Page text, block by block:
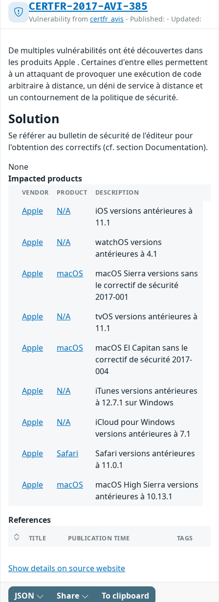
CERTFR-2017-AVI-385
Vulnerability from certfr_avis - Published: - Updated:
De multiples vulnérabilités ont été découvertes dans
les produits Apple . Certaines d'entre elles permettent
à un attaquant de provoquer une exécution de code
arbitraire à distance, un déni de service à distance et
un contournement de la politique de sécurité.
Solution
Se référer au bulletin de sécurité de l'éditeur pour
l'obtention des correctifs (cf. section Documentation).
None
Impacted products
VENDOR PRODUCT DESCRIPTION
Apple N/A
iOS versions antérieures à
11.1
Apple
N/A
watchOS versions
antérieures à 4.1
Apple
macOS
macOS Sierra versions sans
le correctif de sécurité
2017-001
Apple
N/A
tvOS versions antérieures à
11.1
Apple
macOS
macOS El Capitan sans le
correctif de sécurité 2017-
004
Apple
N/A
iTunes versions antérieures
à 12.7.1 sur Windows
Apple
N/A
iCloud pour Windows
versions antérieures à 7.1
Apple
Safari
Safari versions antérieures
à 11.0.1
Apple
macOS
macOS High Sierra versions
antérieures à 10.13.1
References
TITLE PUBLICATION TIME TAGS
Show details on source website
JSON Share To clipboard